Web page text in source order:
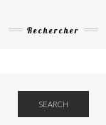
Rechercher
SEARCH